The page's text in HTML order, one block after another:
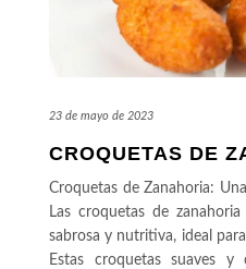
23 de mayo de 2023
CROQUETAS DE
Croquetas de Zanahoria:
Las croquetas de
sabrosa y nutritiva, ideal
Estas croquetas suaves y